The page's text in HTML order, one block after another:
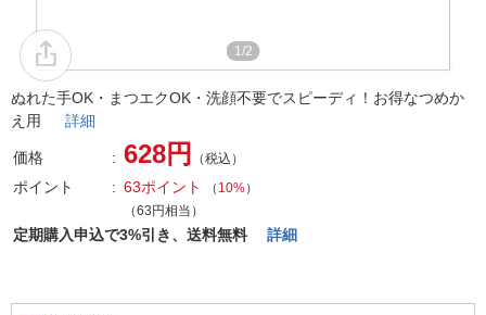
1/2
ぬれた手OK・まつエクOK・洗顔不要でスピーディ！お得なつめか
え用 詳細
価格 628円 （税込）
ポイント 63ポイント （ 10%）
（63円相当）
定期購入申込で3%引き、送料無料 詳細